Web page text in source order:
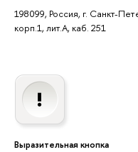
198099, Россия, г. Санкт-
корп.1, лит.А, каб. 251
Выразительная кнопка